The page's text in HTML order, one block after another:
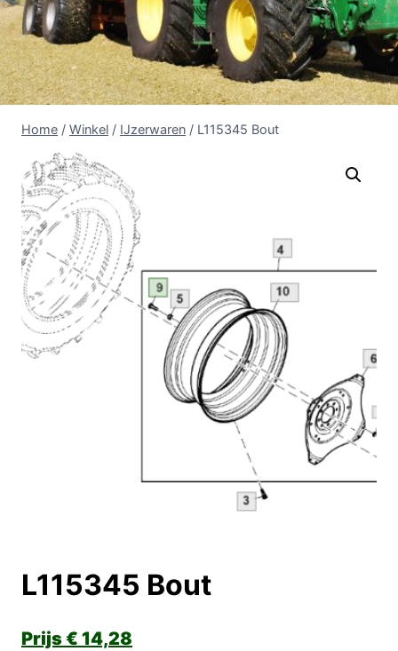
Home / Winkel / IJzerwaren / L115345 Bout
L115345 Bout
€ 14,28